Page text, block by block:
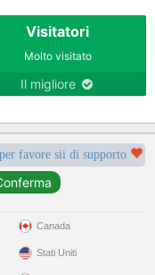
Visitatori
Molto visitato
Il migliore
favore sii di supporto
Canada
Stati Uniti